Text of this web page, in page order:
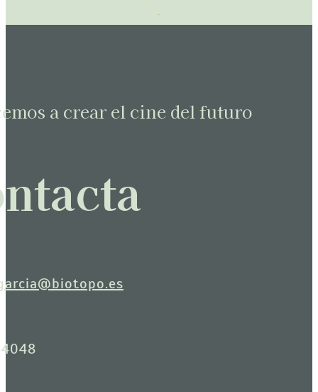
a crear el cine del futuro